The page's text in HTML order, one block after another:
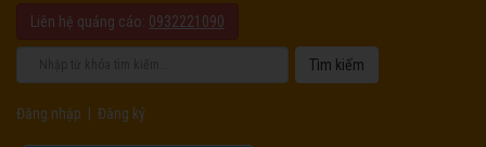
Liên hệ quảng cáo: 0932221090
Đăng nhập Đăng ký